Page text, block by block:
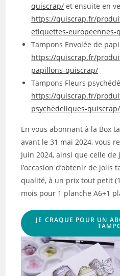
quiscrap/ et ensuite en
https://quiscrap.fr/
etiquettes-
Tampons Envolée de
https://quiscrap.fr/
papillons-quiscrap/
Tampons Fleurs
https://quiscrap.fr/
psychedeliques-quiscrap/
En vous abonnant à la Box
avant le 31 mai 2024, vous
Juin 2024, ainsi que celle de
l’occasion d’obtenir de jolis
qualité, à un prix tout petit
mois pour 1 planche A6+1
JE CRAQUE POUR UN